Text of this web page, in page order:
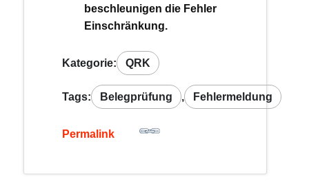
beschleunigen die Fehler
Einschränkung.
Kategorie: QRK
Tags: Belegprüfung , Fehlermeldung
Permalink